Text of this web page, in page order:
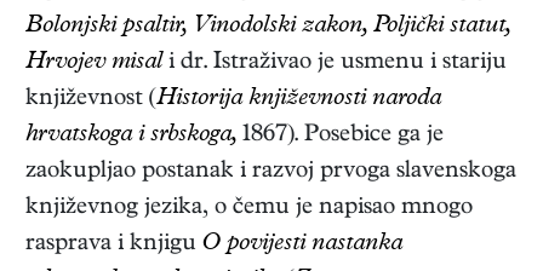
Bolonjski psaltir, Vinodolski zakon, Poljički statut,
Hrvojev misali dr. Istraživao je usmenu i stariju
književnost (Historija književnosti naroda
hrvatskoga i srbskoga, 1867). Posebice ga je
zaokupljao postanak i razvoj prvoga slavenskoga
književnog jezika, o čemu je napisao mnogo
rasprava i knjigu O povijesti nastanka